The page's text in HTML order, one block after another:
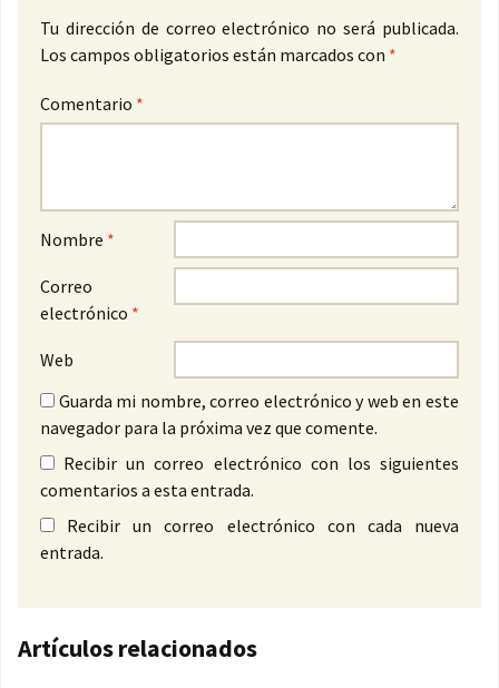
Tu dirección de correo electrónico no será publicada.
Los campos obligatorios están marcados con *
Comentario *
Nombre *
Correo
electrónico *
Web
Guarda mi nombre, correo electrónico y web en este
navegador para la próxima vez que comente.
Recibir un correo electrónico con los siguientes
comentarios a esta entrada.
Recibir un correo electrónico con cada nueva
entrada.
Artículos relacionados